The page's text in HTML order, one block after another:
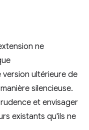
ne
version ultérieure de
silencieuse.
et envisager
existants qu'ils ne